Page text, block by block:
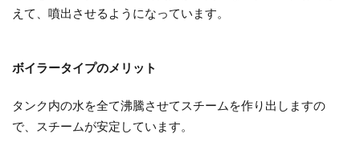
えて、噴出させるようになっています。
ボイラータイプのメリット
タンク内の水を全て沸騰させてスチームを作り出しますの
で、スチームが安定しています。